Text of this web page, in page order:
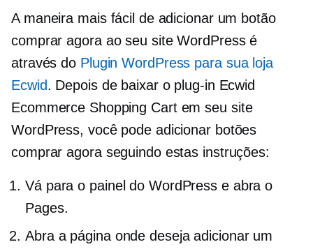
A maneira mais fácil de adicionar um botão
comprar agora ao seu site WordPress é
através do Plugin WordPress para sua loja
Ecwid. Depois de baixar o plug-in Ecwid
Ecommerce Shopping Cart em seu site
WordPress, você pode adicionar botões
comprar agora seguindo estas instruções:
Vá para o painel do WordPress e abra o
Pages.
Abra a página onde deseja adicionar um